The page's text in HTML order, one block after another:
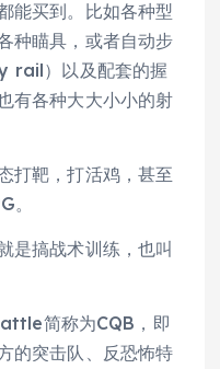
能买到。比如各种型
种瞄具，或者自动步
rail）以及配套的握
有各种大大小小的射
打靶，打活鸡，甚至
。
是搞战术训练，也叫
简称为CQB，即
的突击队、反恐怖特